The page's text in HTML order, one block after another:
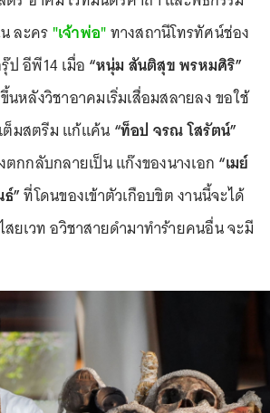
ละคร "เจ้าพ่อ"ทางสถานีโทรทัศน์ช่อง
ป อีพี14 เมื่อ“หนุ่ม สันติสุข พรหมศิริ”
หลังวิชาอาคมเริ่มเสื่อมสลายลง ขอใช้
มสตรีม แก้แค้น “ท็อป จรณ โสรัตน์”
กกลับกลายเป็น แก๊งของนางเอก “เมย์
”ที่โดนของเข้าตัวเกือบขิต งานนี้จะได้
ยเวท อวิชาสายดำมาทำร้ายคนอื่น จะมี